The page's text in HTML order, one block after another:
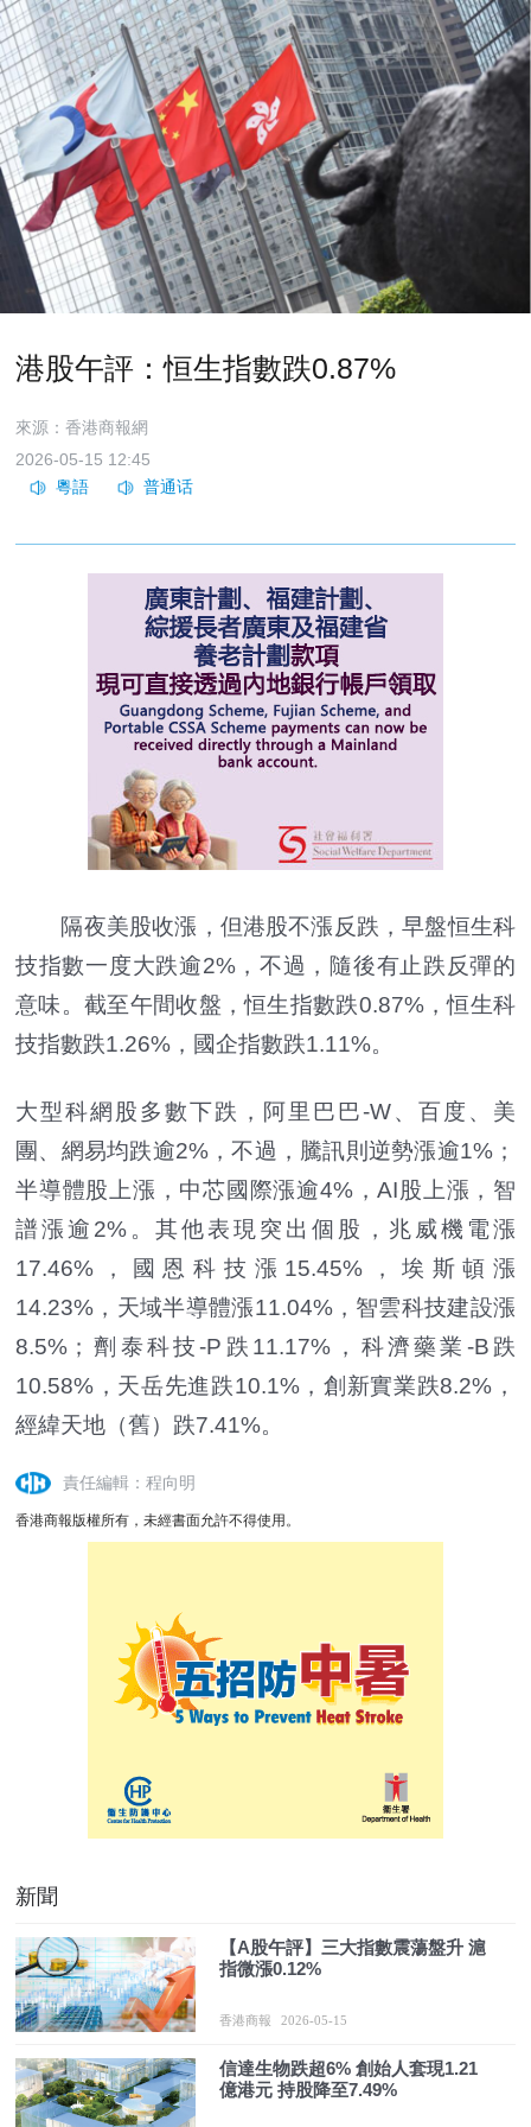
港股午評：恒生指數跌0.87%
來源：香港商報網
2026-05-15 12:45
隔夜美股收漲，但港股不漲反跌，早盤恒生科
技指數一度大跌逾2%，不過，隨後有止跌反彈的
意味。截至午間收盤，恒生指數跌0.87%，恒生科
技指數跌1.26%，國企指數跌1.11%。
大型科網股多數下跌，阿里巴巴-W、百度、美
團、網易均跌逾2%，不過，騰訊則逆勢漲逾1%；
半導體股上漲，中芯國際漲逾4%，AI股上漲，智
譜漲逾2%。其他表現突出個股，兆威機電漲
17.46%，國恩科技漲15.45%，埃斯頓漲
14.23%，天域半導體漲11.04%，智雲科技建設漲
8.5%；劑泰科技-P跌11.17%，科濟藥業-B跌
10.58%，天岳先進跌10.1%，創新實業跌8.2%，
經緯天地（舊）跌7.41%。
責任編輯：程向明
香港商報版權所有，未經書面允許不得使用。
新聞
【A股午評】三大指數震蕩盤升 滬
指微漲0.12%
香港商報 2026-05-15
信達生物跌超6% 創始人套現1.21
億港元 持股降至7.49%